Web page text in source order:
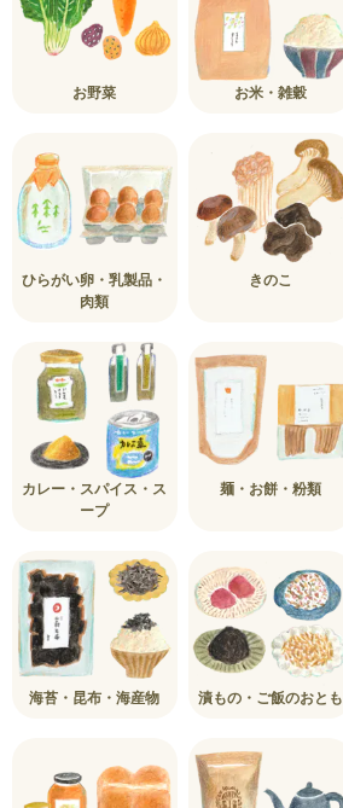
お野菜 お米・雑穀
ひらがい卵・乳製品・
肉類
きのこ
カレー・スパイス・ス
ープ
麺・お餅・粉類
海苔・昆布・海産物 漬もの・ご飯のおとも